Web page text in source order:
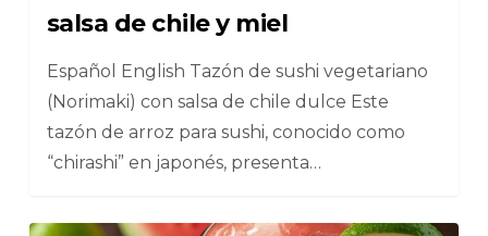
salsa de chile y miel
Español English Tazón de sushi vegetariano
(Norimaki) con salsa de chile dulce Este
tazón de arroz para sushi, conocido como
“chirashi” en japonés, presenta…